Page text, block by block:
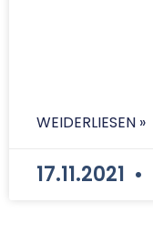
WEIDERLIESEN »
17.11.2021